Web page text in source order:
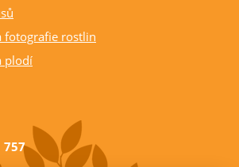
fotografie rostlin
plodí
757